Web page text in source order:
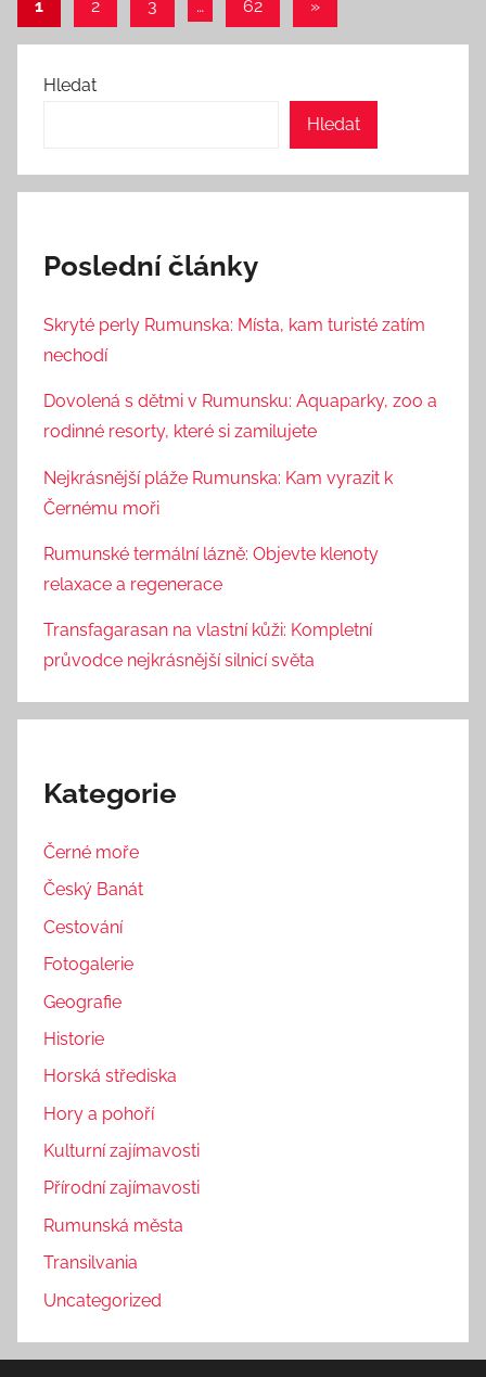
příspěvků
1 2 3 … 62
Další
»
Hledat
Hledat
Poslední články
Skryté perly Rumunska: Místa, kam turisté zatím
nechodí
Dovolená s dětmi v Rumunsku: Aquaparky, zoo a
rodinné resorty, které si zamilujete
Nejkrásnější pláže Rumunska: Kam vyrazit k
Černému moři
Rumunské termální lázně: Objevte klenoty
relaxace a regenerace
Transfagarasan na vlastní kůži: Kompletní
průvodce nejkrásnější silnicí světa
Kategorie
Černé moře
Český Banát
Cestování
Fotogalerie
Geografie
Historie
Horská střediska
Hory a pohoří
Kulturní zajímavosti
Přírodní zajímavosti
Rumunská města
Transilvania
Uncategorized